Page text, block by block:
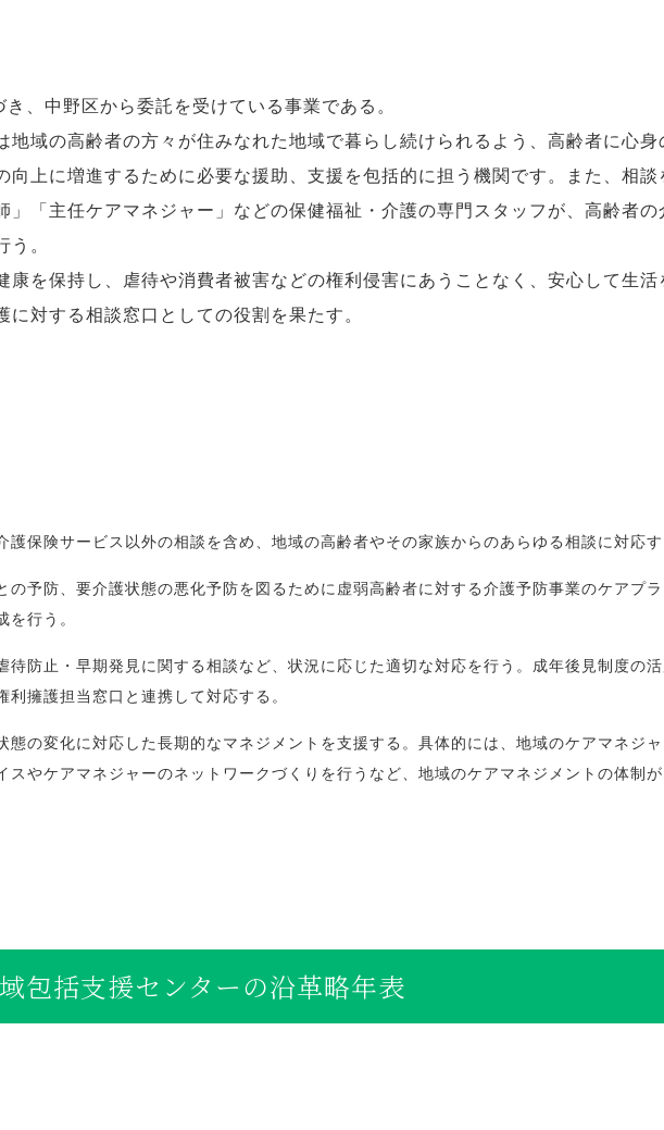
、中野区から委託を受けている事業である。
地域の高齢者の方々が住みなれた地域で暮らし続けられるよう、高齢者に心身
向上に増進するために必要な援助、支援を包括的に担う機関です。また、相談
」「主任ケアマネジャー」などの保健福祉・介護の専門スタッフが、高齢者
う。
康を保持し、虐待や消費者被害などの権利侵害にあうことなく、安心して生
に対する相談窓口としての役割を果たす。
護保険サービス以外の相談を含め、地域の高齢者やその家族からのあらゆる相談に対応す
の予防、要介護状態の悪化予防を図るために虚弱高齢者に対する介護予防事業のケアプ
を行う。
待防止・早期発見に関する相談など、状況に応じた適切な対応を行う。成年後見制度の
利擁護担当窓口と連携して対応する。
態の変化に対応した長期的なマネジメントを支援する。具体的には、地域のケアマネジ
スやケアマネジャーのネットワークづくりを行うなど、地域のケアマネジメントの体制が
包括支援センターの沿革略年表